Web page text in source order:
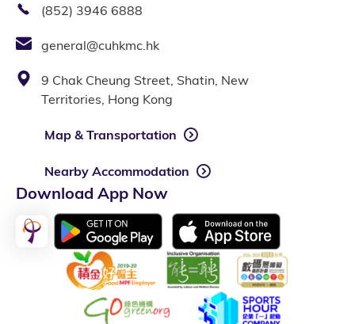
(852) 3946 6888
general@cuhkmc.hk
9 Chak Cheung Street, Shatin, New
Territories, Hong Kong
Map & Transportation
Nearby Accommodation
Download App Now